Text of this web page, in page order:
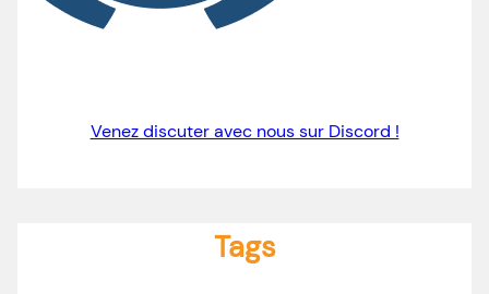
Venez discuter avec nous sur Discord !
Tags